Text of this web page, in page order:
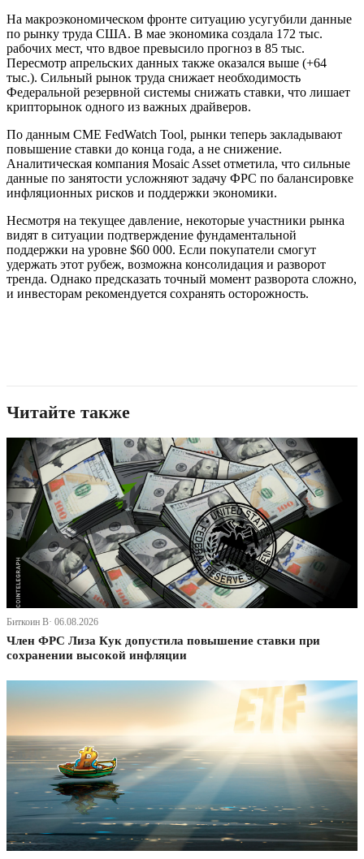
На макроэкономическом фронте ситуацию усугубили данные
по рынку труда США. В мае экономика создала 172 тыс.
рабочих мест, что вдвое превысило прогноз в 85 тыс.
Пересмотр апрельских данных также оказался выше (+64
тыс.). Сильный рынок труда снижает необходимость
Федеральной резервной системы снижать ставки, что лишает
крипторынок одного из важных драйверов.
По данным CME FedWatch Tool, рынки теперь закладывают
повышение ставки до конца года, а не снижение.
Аналитическая компания Mosaic Asset отметила, что сильные
данные по занятости усложняют задачу ФРС по балансировке
инфляционных рисков и поддержки экономики.
Несмотря на текущее давление, некоторые участники рынка
видят в ситуации подтверждение фундаментальной
поддержки на уровне $60 000. Если покупатели смогут
удержать этот рубеж, возможна консолидация и разворот
тренда. Однако предсказать точный момент разворота сложно,
и инвесторам рекомендуется сохранять осторожность.
Читайте также
Биткоин В· 06.08.2026
Член ФРС Лиза Кук допустила повышение ставки при
сохранении высокой инфляции